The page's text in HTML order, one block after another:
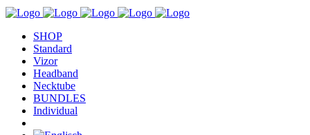
SHOP
Standard
Vizor
Headband
Necktube
BUNDLES
Individual